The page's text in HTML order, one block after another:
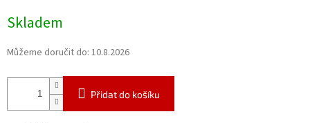
cena:
Skladem
Můžeme doručit do: 10.8.2026
Přidat do košíku